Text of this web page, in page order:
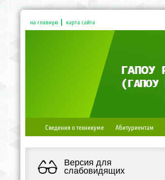
на главную карта сайта
Сведения о техникуме Абитуриентам
Версия для
слабовидящих